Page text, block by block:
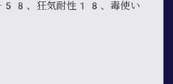
、狂気耐性18、毒使い